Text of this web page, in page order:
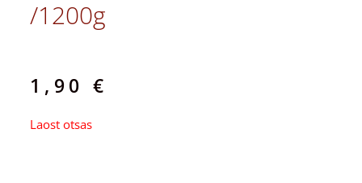
/1200g
1,90 €
Laost otsas